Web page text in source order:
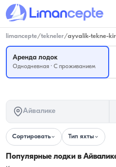
limancepte/tekneler/ayvalik-tekne-
Аренда лодок
Однодневная · С проживанием
Айвалике
Сортировать Тип яхты
Популярные лодки в